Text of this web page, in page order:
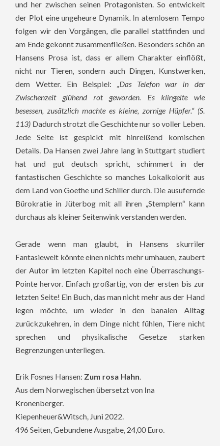
und her zwischen seinen Protagonisten. So entwickelt
der Plot eine ungeheure Dynamik. In atemlosem Tempo
folgen wir den Vorgängen, die parallel stattfinden und
am Ende gekonnt zusammenfließen. Besonders schön an
Hansens Prosa ist, dass er allem Charakter einflößt,
nicht nur Tieren, sondern auch Dingen, Kunstwerken,
dem Wetter. Ein Beispiel: „Das Telefon war in der
Zwischenzeit glühend rot geworden. Es klingelte wie
besessen, zusätzlich machte es kleine, zornige Hüpfer.“ (S.
113) Dadurch strotzt die Geschichte nur so voller Leben.
Jede Seite ist gespickt mit hinreißend komischen
Details. Da Hansen zwei Jahre lang in Stuttgart studiert
hat und gut deutsch spricht, schimmert in der
fantastischen Geschichte so manches Lokalkolorit aus
dem Land von Goethe und Schiller durch. Die ausufernde
Bürokratie in Jüterbog mit all ihren „Stemplern“ kann
durchaus als kleiner Seitenwink verstanden werden.
Gerade wenn man glaubt, in Hansens skurriler
Fantasiewelt könnte einen nichts mehr umhauen, zaubert
der Autor im letzten Kapitel noch eine Überraschungs-
Pointe hervor. Einfach großartig, von der ersten bis zur
letzten Seite! Ein Buch, das man nicht mehr aus der Hand
legen möchte, um wieder in den banalen Alltag
zurückzukehren, in dem Dinge nicht fühlen, Tiere nicht
sprechen und physikalische Gesetze starken
Begrenzungen unterliegen.
Erik Fosnes Hansen: Zum rosa Hahn
Aus dem Norwegischen übersetzt von Ina
Kronenberger.
Kiepenheuer&Witsch, Juni 2022.
496 Seiten, Gebundene Ausgabe, 24,00 Euro.